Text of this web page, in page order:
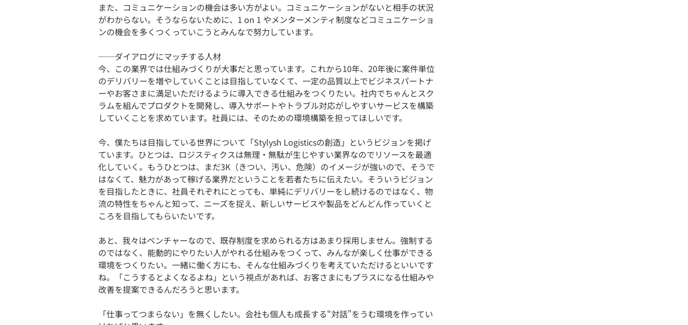
また、コミュニケーションの機会は多い方がよい。コミュニケーションがないと相手の状況
がわからない。そうならないために、1 on 1 やメンターメンティ制度などコミュニケーショ
ンの機会を多くつくっていこうとみんなで努力しています。
──ダイアログにマッチする人材
今、この業界では仕組みづくりが大事だと思っています。これから10年、20年後に案件単位
のデリバリーを増やしていくことは目指していなくて、一定の品質以上でビジネスパートナ
ーやお客さまに満足いただけるように導入できる仕組みをつくりたい。社内でちゃんとスク
ラムを組んでプロダクトを開発し、導入サポートやトラブル対応がしやすいサービスを構築
していくことを求めています。社員には、そのための環境構築を担ってほしいです。
今、僕たちは目指している世界について「Stylysh Logisticsの創造」というビジョンを掲げ
ています。ひとつは、ロジスティクスは無理・無駄が生じやすい業界なのでリソースを最適
化していく。もうひとつは、まだ3K（きつい、汚い、危険）のイメージが強いので、そうで
はなくて、魅力があって稼げる業界だということを若者たちに伝えたい。そういうビジョン
を目指したときに、社員それぞれにとっても、単純にデリバリーをし続けるのではなく、物
流の特性をちゃんと知って、ニーズを捉え、新しいサービスや製品をどんどん作っていくと
ころを目指してもらいたいです。
あと、我々はベンチャーなので、既存制度を求められる方はあまり採用しません。強制する
のではなく、能動的にやりたい人がやれる仕組みをつくって、みんなが楽しく仕事ができる
環境をつくりたい。一緒に働く方にも、そんな仕組みづくりを考えていただけるといいです
ね。「こうするとよくなるよね」という視点があれば、お客さまにもプラスになる仕組みや
改善を提案できるんだろうと思います。
「仕事ってつまらない」を無くしたい。会社も個人も成長する“対話”をうむ環境を作ってい